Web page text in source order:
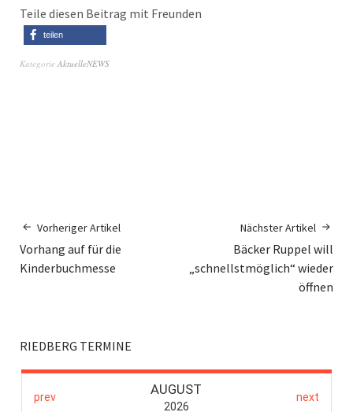
Teile diesen Beitrag mit Freunden
teilen
Kategorie AktuelleNEWS
Vorheriger Artikel
Vorhang auf für die
Kinderbuchmesse
Nächster Artikel
Bäcker Ruppel will
„schnellstmöglich“ wieder
öffnen
RIEDBERG TERMINE